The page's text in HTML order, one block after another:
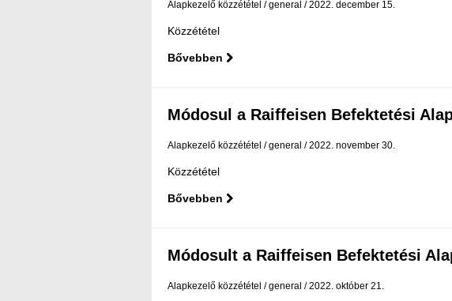
Alapkezelő közzététel general 2022. december 15.
Közzététel
Bővebben
Módosul a Raiffeisen Befektetési
Alapkezelő közzététel general 2022. november 30.
Közzététel
Bővebben
Módosult a Raiffeisen Befektetési
Alapkezelő közzététel general 2022. október 21.